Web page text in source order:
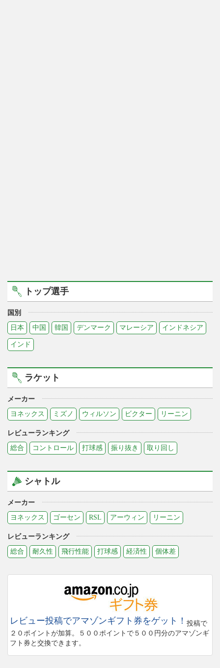
トップ選手
国別
日本
中国 韓国 デンマーク マレーシア インドネシア
インド
ラケット
メーカー
ヨネックス
ミズノ ウィルソン ビクター リーニン
レビューランキング
総合
コントロール 打球感 振り抜き 取り回し
シャトル
メーカー
ヨネックス
ゴーセン RSL アーウィン リーニン
レビューランキング
総合
耐久性 飛行性能 打球感 経済性 個体差
レビュー投稿でアマゾンギフト券をゲット！ 投稿で
２０ポイントが加算。５００ポイントで５００円分のアマゾンギ
フト券と交換できます。